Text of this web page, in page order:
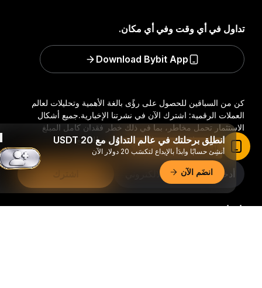
كن من السباقين للحصول على رؤًى بالغة الأهمية وتحليلات لعالم
العملات الرقمية: اشترك الآن في نشرتنا الإخبارية.جميع أشكال
الاستثمار تحمل مخاطر، بما في ذلك خطر فقدان كامل المبلغ
المستثمر. وقد لا تكون هذه الأنشطة مناسبة للجميع.
تابعنا:
تداول في أي وقت وفي أي مكان.
Download Bybit App
انطلِق برحلتك في عالم التداوُل مع 20 USDT
أنشِئ حسابًا وابدَأ بالإيداع لتكسَب 20 دولار الآن
انضَم الآن
اقرأ المقال في تطبيق Bybit